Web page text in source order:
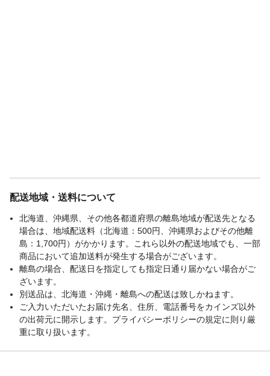
配送地域・送料について
北海道、沖縄県、その他各都道府県の離島地域が配送先となる
場合は、地域配送料（北海道：500円、沖縄県およびその他離
島：1,700円）がかかります。これら以外の配送地域でも、一部
商品において追加送料が発生する場合がございます。
離島の場合、配送日を指定しても指定日通り届かない場合がご
ざいます。
別送品は、北海道・沖縄・離島への配送は致しかねます。
ご入力いただいたお届け先名、住所、電話番号をカインズ以外
の出荷元に開示します。プライバシーポリシーの規定に則り厳
重に取り扱います。